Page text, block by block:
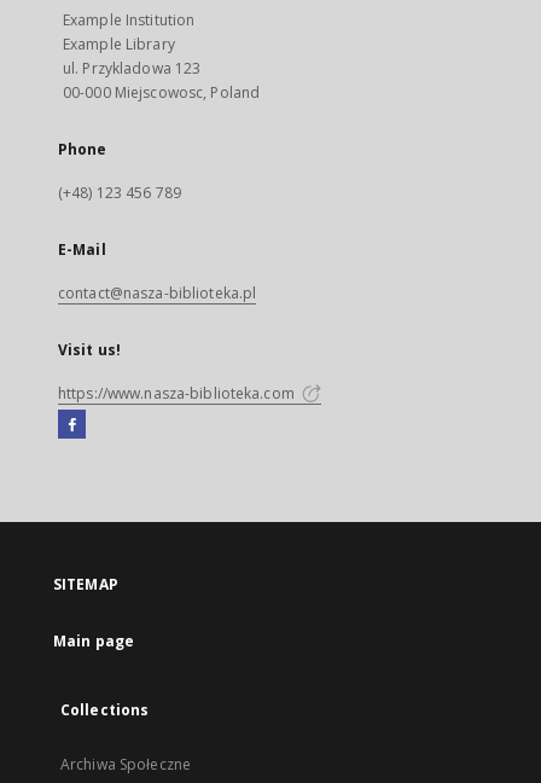
Example Institution
Example Library
ul. Przykladowa 123
00-000 Miejscowosc, Poland
Phone
(+48) 123 456 789
E-Mail
contact@nasza-biblioteka.pl
Visit us!
https://www.nasza-biblioteka.com
Facebook
open
new
SITEMAP
Main page
Collections
Archiwa Społeczne